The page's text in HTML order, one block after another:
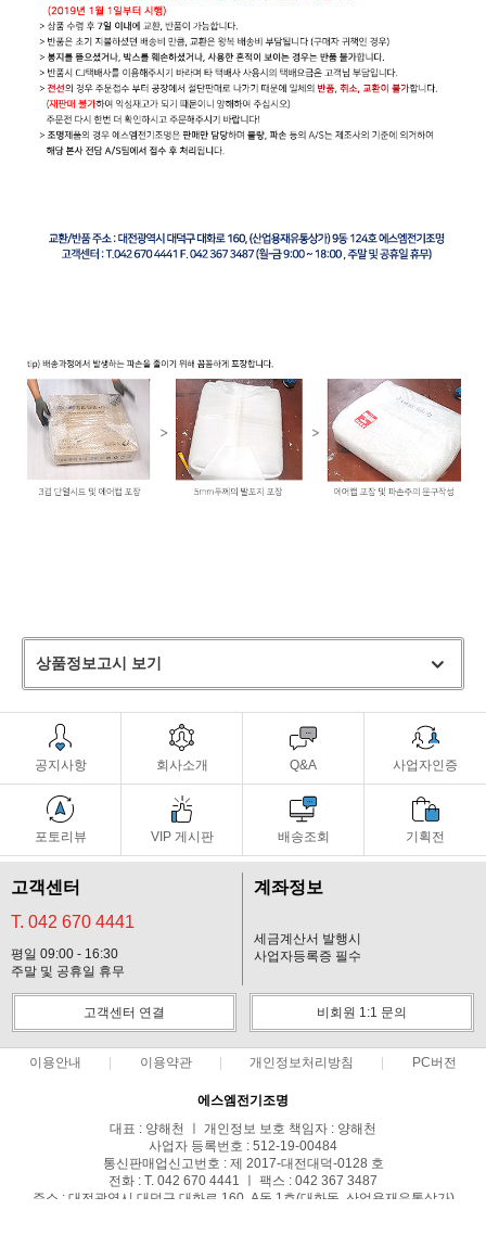
상품정보고시 보기
공지사항 회사소개 Q&A 사업자인증
포토리뷰 VIP 게시판 배송조회 기획전
고객센터
T. 042 670 4441
평일 09:00 - 16:30
주말 및 공휴일 휴무
계좌정보
세금계산서 발행시
사업자등록증 필수
고객센터 연결 비회원 1:1 문의
이용안내 이용약관 개인정보처리방침 PC버전
에스엠전기조명
대표 : 양해천 ㅣ 개인정보 보호 책임자 : 양해천
사업자 등록번호 : 512-19-00484
통신판매업신고번호 : 제 2017-대전대덕-0128 호
전화 : T. 042 670 4441 ㅣ 팩스 : 042 367 3487
주소 : 대전광역시 대덕구 대화로 160, A동 1호(대화동, 산업용재유통상가)